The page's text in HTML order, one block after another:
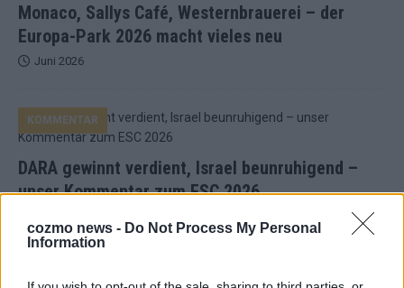
cozmo news - Do Not Process My Personal
Information
Monaco, Sallys Café, Westernbrauerei – der
Europa-Park 2026 macht vieles neu
Juni 2026
DARA gewinnt verdient, Israel beunruhigend –
unser Kommentar zum ESC 2026
KOMMENTAR